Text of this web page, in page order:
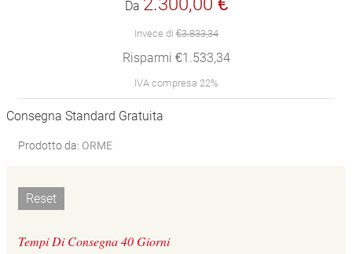
Da
Invece di€3.833,34
Risparmi €1.533,34
IVA compresa 22%
Consegna Standard Gratuita
Prodotto da: ORME
Reset
Tempi Di Consegna 40 Giorni